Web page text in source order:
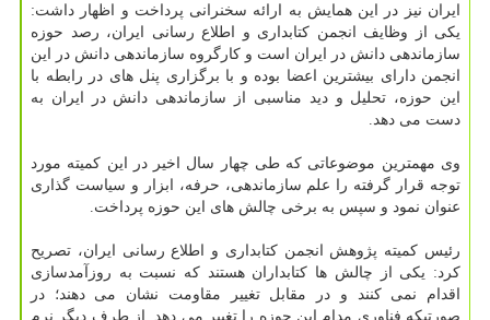
ایران نیز در این همایش به ارائه سخنرانی پرداخت و اظهار داشت:
یكی از وظایف انجمن كتابداری و اطلاع رسانی ایران، رصد حوزه
سازماندهی دانش در ایران است و كارگروه سازماندهی دانش در این
انجمن دارای بیشترین اعضا بوده و با برگزاری پنل های در رابطه با
این حوزه، تحلیل و دید مناسبی از سازماندهی دانش در ایران به
دست می دهد.
وی مهمترین موضوعاتی كه طی چهار سال اخیر در این كمیته مورد
توجه قرار گرفته را علم سازماندهی، حرفه، ابزار و سیاست گذاری
عنوان نمود و سپس به برخی چالش های این حوزه پرداخت.
رئیس كمیته پژوهش انجمن كتابداری و اطلاع رسانی ایران، تصریح
كرد: یكی از چالش ها كتابداران هستند كه نسبت به روزآمدسازی
اقدام نمی كنند و در مقابل تغییر مقاومت نشان می دهند؛ در
صورتیكه فناوری مدام این حوزه را تغییر می دهد. از طرف دیگر نرم